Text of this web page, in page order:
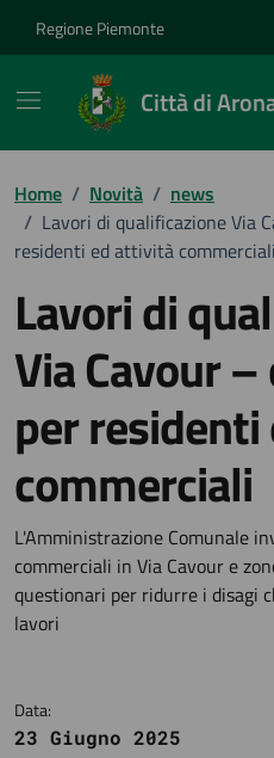
Regione Piemonte
Città di
Home / Novità / news
/ Lavori di qualificazione Via
residenti ed attività commerciali
Lavori di
Via Cavour
per
commerciali
Dettagli della
L'Amministrazione Comunale
commerciali in Via Cavour e
questionari per ridurre i disagi
lavori
Data:
23 Giugno 2025